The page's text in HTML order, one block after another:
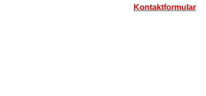
Kontaktformular